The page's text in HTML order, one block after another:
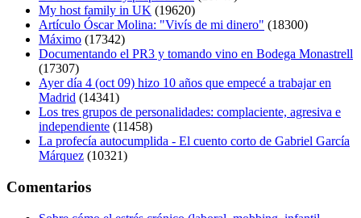
My host family in UK (19620)
Artículo Óscar Molina: "Vivís de mi dinero" (18300)
Máximo (17342)
Documentando el PR3 y tomando vino en Bodega Monastrell
(17307)
Ayer día 4 (oct 09) hizo 10 años que empecé a trabajar en
Madrid (14341)
Los tres grupos de personalidades: complaciente, agresiva e
independiente (11458)
La profecía autocumplida - El cuento corto de Gabriel García
Márquez (10321)
Comentarios